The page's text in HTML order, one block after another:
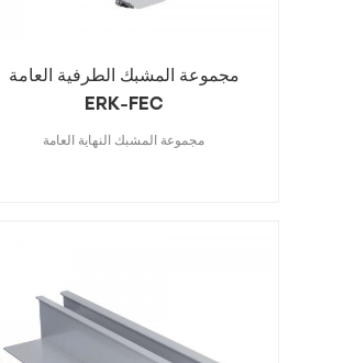
مجموعة المشبك الطرفية العامة
ERK-FEC
مجموعة المشبك النهاية العامة